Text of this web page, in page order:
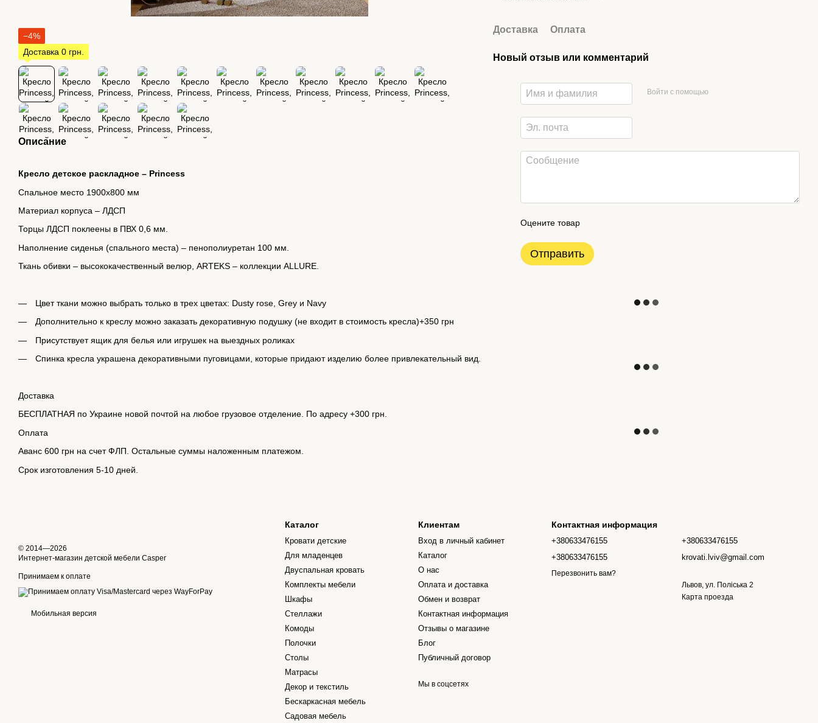
−4%
Доставка 0 грн.
Описание
Кресло детское раскладное – Princess
Спальное место 1900х800 мм
Материал корпуса – ЛДСП
Торцы ЛДСП поклеены в ПВХ 0,6 мм.
Наполнение сиденья (спального места) – пенополиуретан 100 мм.
Ткань обивки – высококачественный велюр, ARTEKS – коллекции ALLURE.
Цвет ткани можно выбрать только в трех цветах: Dusty rose, Grey и Navy
Дополнительно к креслу можно заказать декоративную подушку (не входит в стоимость кресла)+350 грн
Присутствует ящик для белья или игрушек на выездных роликах
Спинка кресла украшена декоративными пуговицами, которые придают изделию более привлекательный вид.
Доставка
БЕСПЛАТНАЯ по Украине новой почтой на любое грузовое отделение. По адресу +300 грн.
Оплата
Аванс 600 грн на счет ФЛП. Остальные суммы наложенным платежом.
Срок изготовления 5-10 дней.
Доставка Оплата
Новый отзыв или комментарий
Войти с помощью
Оцените товар
Отправить
© 2014—2026
Интернет-магазин детской мебели Casper
Принимаем к оплате
Мобильная версия
Каталог
Кровати детские
Для младенцев
Двуспальная кровать
Комплекты мебели
Шкафы
Стеллажи
Комоды
Полочки
Столы
Матрасы
Декор и текстиль
Бескаркасная мебель
Садовая мебель
Клиентам
Вход в личный кабинет
Каталог
О нас
Оплата и доставка
Обмен и возврат
Контактная информация
Отзывы о магазине
Блог
Публичный договор
Мы в соцсетях
Контактная информация
+380633476155
+380633476155
Перезвонить вам?
+380633476155
krovati.lviv@gmail.com
Львов, ул. Поліська 2
Карта проезда